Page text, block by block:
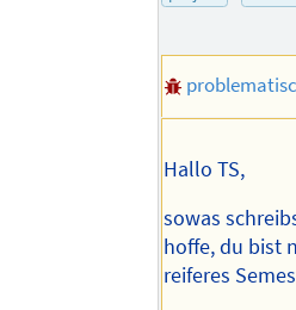
Hallo TS,
sowas
hoffe, du bist
reiferes